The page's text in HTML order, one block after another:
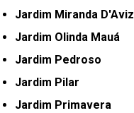
Jardim Miranda D'Aviz
Jardim Olinda Mauá
Jardim Pedroso
Jardim Pilar
Jardim Primavera